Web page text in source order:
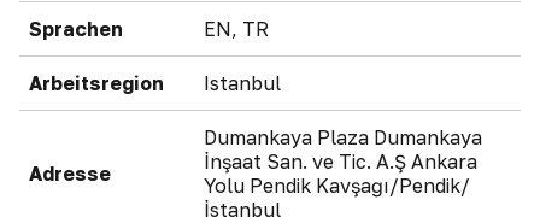
Sprachen EN, TR
Arbeitsregion Istanbul
Adresse
Dumankaya Plaza Dumankaya
İnşaat San. ve Tic. A.Ş Ankara
Yolu Pendik Kavşağı/Pendik/
İstanbul